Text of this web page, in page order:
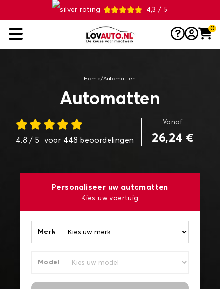
4,3 / 5
0
Home/Automatten
Automatten
4.8 / 5 voor 448 beoordelingen
Vanaf
26,24 €
Personaliseer uw automatten
Kies uw voertuig
Merk
Model